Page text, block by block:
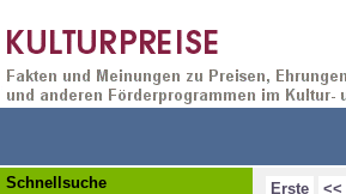
Erste <<
Schnellsuche